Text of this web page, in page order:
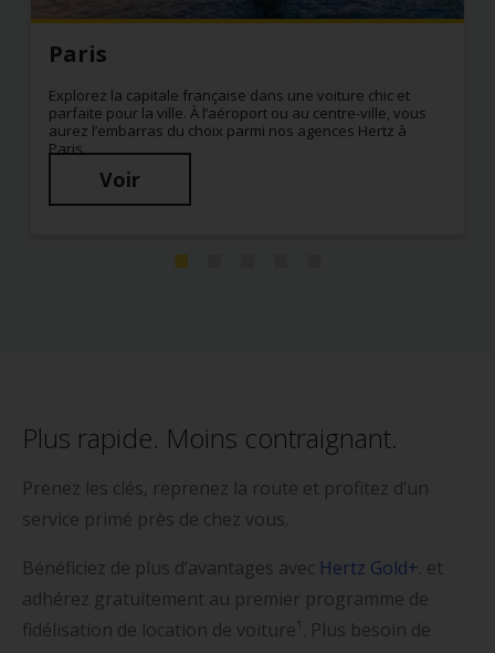
Paris
Explorez la capitale française dans une voiture chic et
parfaite pour la ville. À l’aéroport ou au centre-ville, vous
aurez l’embarras du choix parmi nos agences Hertz à
Paris.
Voir
Plus rapide. Moins contraignant.
Prenez les clés, reprenez la route et profitez d’un
service primé près de chez vous.
Bénéficiez de plus d’avantages avec Hertz Gold+. et
adhérez gratuitement au premier programme de
fidélisation de location de voiture¹. Plus besoin de